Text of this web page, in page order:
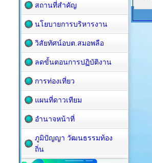
สถานที่สำคัญ
นโยบายการบริหารงาน
วิสัยทัศน์อบต.สมอพลือ
ลดขั้นตอนการปฏิบัติงาน
การท่องเที่ยว
แผนที่ดาวเทียม
อำนาจหน้าที่
ภูมิปัญญา วัฒนธรรมท้อง
ถิ่น